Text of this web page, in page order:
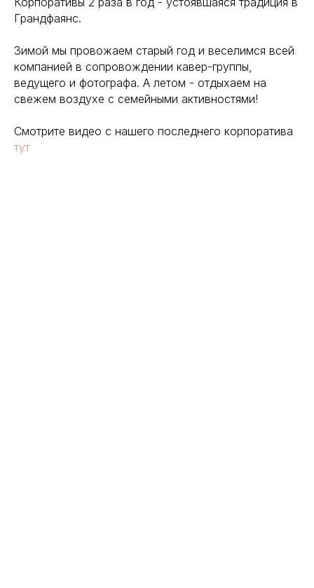
Грандфаянс.
Зимой мы провожаем старый год и веселимся всей
компанией в сопровождении кавер-группы,
ведущего и фотографа. А летом - отдыхаем на
свежем воздухе с семейными активностями!
Смотрите видео с нашего последнего корпоратива
тут